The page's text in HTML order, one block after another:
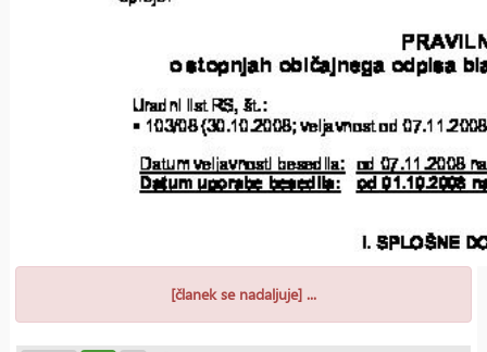
[članek se nadaljuje] ...